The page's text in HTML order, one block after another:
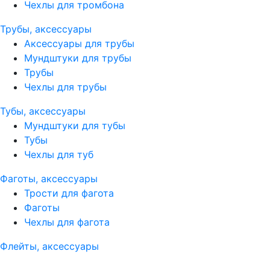
Чехлы для тромбона
Трубы, аксессуары
Аксессуары для трубы
Мундштуки для трубы
Трубы
Чехлы для трубы
Тубы, аксессуары
Мундштуки для тубы
Тубы
Чехлы для туб
Фаготы, аксессуары
Трости для фагота
Фаготы
Чехлы для фагота
Флейты, аксессуары